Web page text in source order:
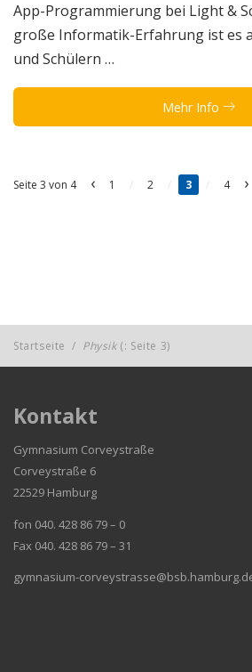
App-Programmierung bei Light &
große Informatik-Erfahrung ist es
und Schülern …
Mehr Info
Seite 3 von 4 ‹ 1 2 3 4 ›
Startseite / Physik(: Seite 3)
Kontakt
Gymnasium Corveystraße
Corveystraße 6
22529 Hamburg
fon 040. 428 86 79 – 0
Fax 040. 428 86 79 – 31
gymnasium-